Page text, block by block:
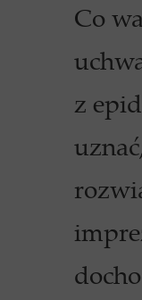
Co
z